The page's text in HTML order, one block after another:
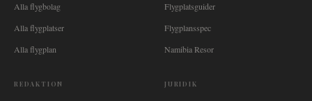
Alla flygbolag
Alla flygplatser
Alla flygplan
Flygplatsguider
Flygplansspec
Namibia Resor
REDAKTION JURIDIK